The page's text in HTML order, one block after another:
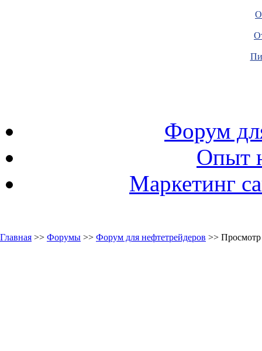
Форум
Опыт
Маркетинг
Главная >> Форумы >> Форум для нефтетрейдеров >>